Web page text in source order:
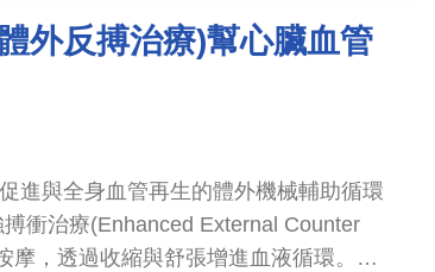
外反搏治療)幫心臟血管
進與全身血管再生的體外機械輔助循環
衝治療(Enhanced External Counter
摩，透過收縮與舒張增進血液循環。治